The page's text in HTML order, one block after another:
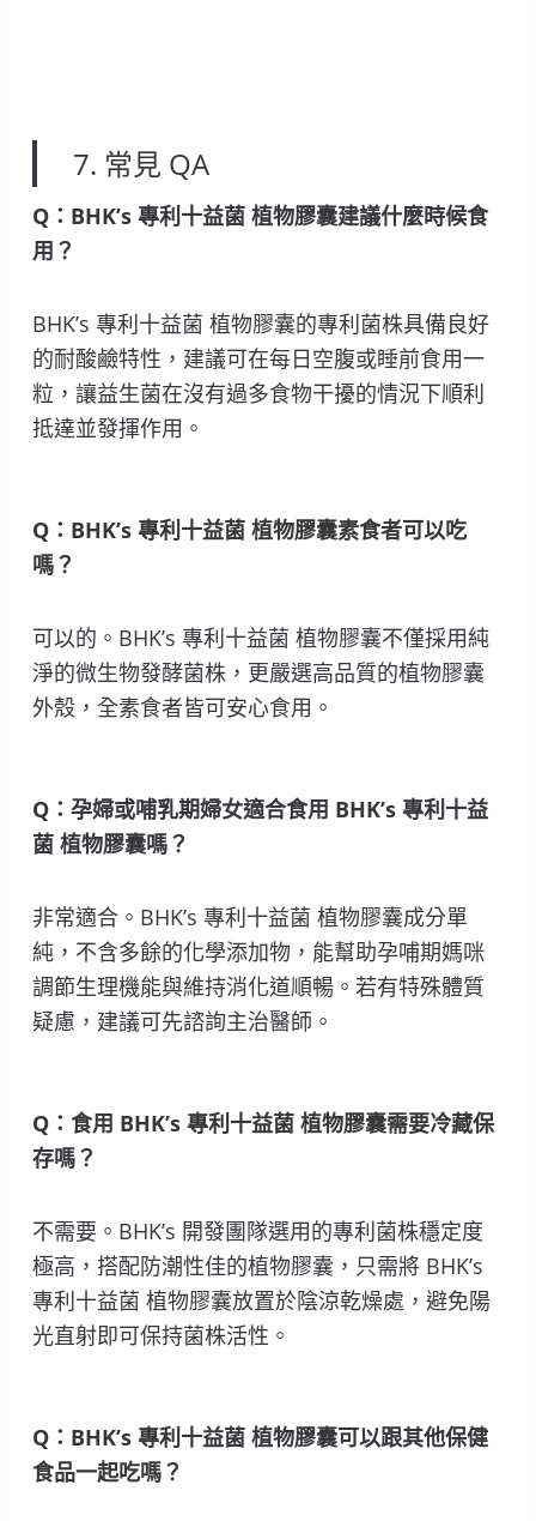
7. 常見 QA
Q：BHK’s 專利十益菌 植物膠囊建議什麼時候食
用？
BHK’s 專利十益菌 植物膠囊的專利菌株具備良好
的耐酸鹼特性，建議可在每日空腹或睡前食用一
粒，讓益生菌在沒有過多食物干擾的情況下順利
抵達並發揮作用。
Q：BHK’s 專利十益菌 植物膠囊素食者可以吃
嗎？
可以的。BHK’s 專利十益菌 植物膠囊不僅採用純
淨的微生物發酵菌株，更嚴選高品質的植物膠囊
外殼，全素食者皆可安心食用。
Q：孕婦或哺乳期婦女適合食用 BHK’s 專利十益
菌 植物膠囊嗎？
非常適合。BHK’s 專利十益菌 植物膠囊成分單
純，不含多餘的化學添加物，能幫助孕哺期媽咪
調節生理機能與維持消化道順暢。若有特殊體質
疑慮，建議可先諮詢主治醫師。
Q：食用 BHK’s 專利十益菌 植物膠囊需要冷藏保
存嗎？
不需要。BHK’s 開發團隊選用的專利菌株穩定度
極高，搭配防潮性佳的植物膠囊，只需將 BHK’s
專利十益菌 植物膠囊放置於陰涼乾燥處，避免陽
光直射即可保持菌株活性。
Q：BHK’s 專利十益菌 植物膠囊可以跟其他保健
食品一起吃嗎？